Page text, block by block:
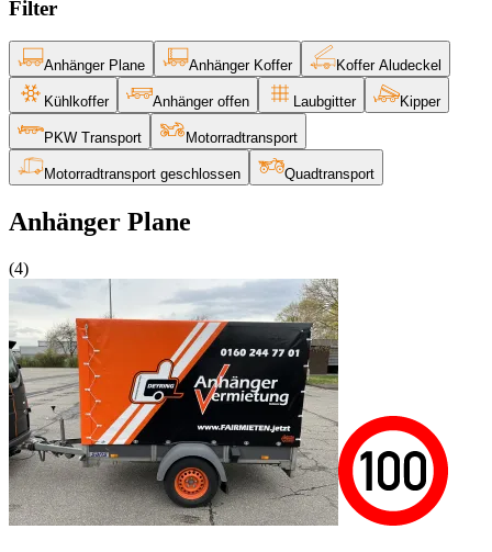
Filter
Anhänger Plane Anhänger Koffer Koffer Aludeckel
Kühlkoffer Anhänger offen Laubgitter Kipper
PKW Transport Motorrad­transport
Motorrad­transport geschlossen Quadtransport
Anhänger Plane
(4)